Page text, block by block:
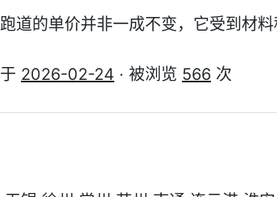
道的单价并非一成不变，它受到材
2026-02-24 · 被浏览 566 次